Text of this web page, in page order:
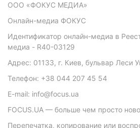
ООО «ФОКУС МЕДИА»
Онлайн-медиа ФОКУС
Идентификатор онлайн-медиа в
медиа - R40-03129
Адрес: 01133, г. Киев, бульвар Леси
Телефон: +38 044 207 45 54
E-mail: info@focus.ua
FOCUS.UA — больше чем просто
Перепечатка, копирование или